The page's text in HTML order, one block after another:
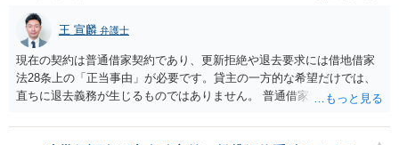
王 宣麟 弁護士
現在の契約は普通借家契約であり、更新拒絶や退去要求には借地借家
法28条上の「正当事由」が必要です。貸主の一方的な希望だけでは、
直ちに退去義務が生じるものではありません。 普通借家契約から定期
新たな定期借家契約を締結する形になりますが、これは任意の合意が